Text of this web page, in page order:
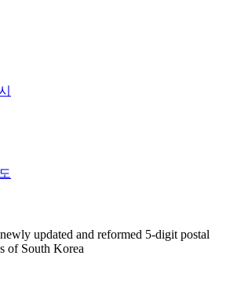
updated and reformed 5-digit postal
of South Korea